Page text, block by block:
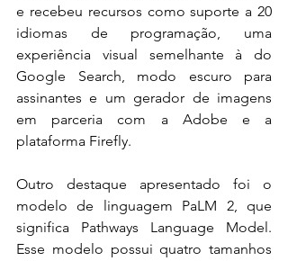
e recebeu recursos como suporte a 20
idiomas de programação, uma
experiência visual semelhante à do
Google Search, modo escuro para
assinantes e um gerador de imagens
em parceria com a Adobe e a
plataforma Firefly.
Outro destaque apresentado foi o
modelo de linguagem PaLM 2, que
significa Pathways Language Model.
Esse modelo possui quatro tamanhos